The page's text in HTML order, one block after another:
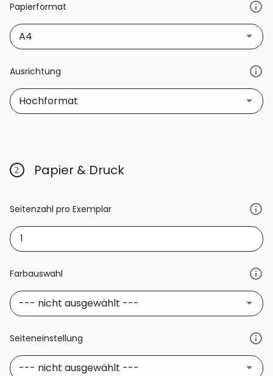
Papierformat
A4
Ausrichtung
Hochformat
Papier & Druck
Seitenzahl pro Exemplar
Farbauswahl
--- nicht ausgewählt ---
Seiteneinstellung
--- nicht ausgewählt ---